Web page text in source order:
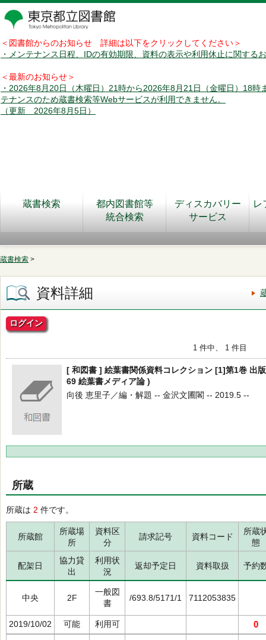
＜図書館からのお知らせ 詳細は以下をクリックしてください＞
・メンテナンス日程、IDの有効期限、資料の表示や利用休止に関する
＜最新のお知らせ＞
・2026年8月20日（木曜日）21時から2026年8月21日（金曜日）18時
テナンスのため蔵書検索等Webサービスが利用できません。
（更新 2026年8月5日）
蔵書検索
都内図書館等
統合検索
ディスカバリー
サービス
レ
蔵書検索 >
資料詳細
ログイン
1 件中、 1 件目
[ 和図書 ] 絵葉書関係資料コレクション [1]第1巻 出
69 絵葉書メディア論 )
向後 恵里子／編・解題 -- 金沢文圃閣 -- 2019.5 --
所蔵
所蔵は 2 件です。
所蔵館
所蔵場
所
資料区
分
請求記号 資料コード
所蔵
態
配架日
協力貸
出
利用状
況
返却予定日 資料取扱 予約
中央 2F
一般図
書
/693.8/5171/1 7112053835
2019/10/02 可能 利用可 0